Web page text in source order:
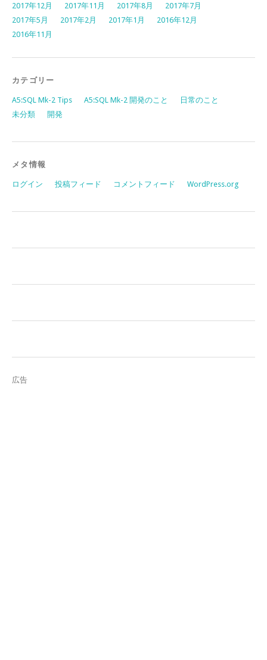
2017年12月
2017年11月 2017年8月
2017年7月
2017年5月
2017年2月 2017年1月
2016年12月
2016年11月
カテゴリー
A5:SQL Mk-2 Tips A5:SQL Mk-2 開発のこと
日常のこと
未分類
開発
メタ情報
ログイン 投稿フィード コメントフィード WordPress.org
広告